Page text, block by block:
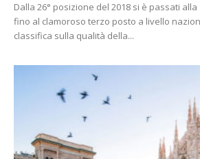
Dalla 26° posizione del 2018 si è passati
fino al clamoroso terzo posto a livello
classifica sulla qualità della...